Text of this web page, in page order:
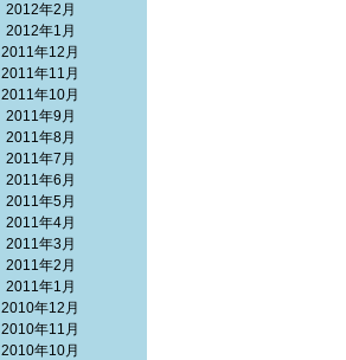
2012年2月
2012年1月
2011年12月
2011年11月
2011年10月
2011年9月
2011年8月
2011年7月
2011年6月
2011年5月
2011年4月
2011年3月
2011年2月
2011年1月
2010年12月
2010年11月
2010年10月